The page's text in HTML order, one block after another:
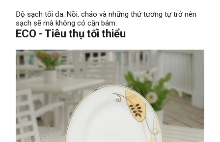
Độ sạch tối đa: Nồi, chảo và những thứ tương tự trở nên
sạch sẽ mà không có cặn bám.
ECO - Tiêu thụ tối thiểu